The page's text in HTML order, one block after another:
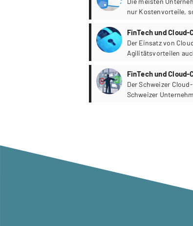
nur Kostenvorteile,
FinTech und
Der Einsatz von
Agilitätsvorteilen
Computing im
FinTech und
Der Schweizer
Schweizer